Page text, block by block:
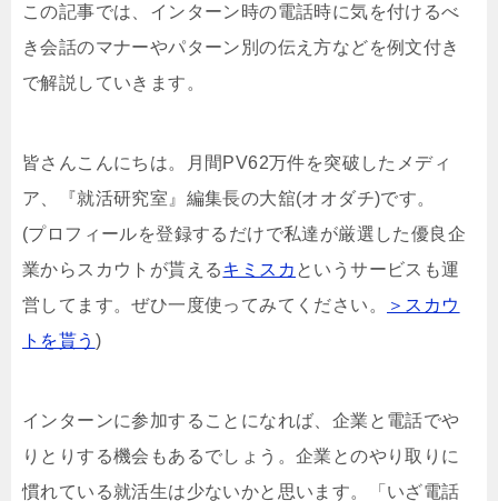
この記事では、インターン時の電話時に気を付けるべ
き会話のマナーやパターン別の伝え方などを例文付き
で解説していきます。
皆さんこんにちは。月間PV62万件を突破したメディ
ア、『就活研究室』編集長の大舘(オオダチ)です。
(プロフィールを登録するだけで私達が厳選した優良企
業からスカウトが貰えるキミスカ というサービスも運
営してます。ぜひ一度使ってみてください。
＞スカウ
トを貰う )
インターンに参加することになれば、企業と電話でや
りとりする機会もあるでしょう。企業とのやり取りに
慣れている就活生は少ないかと思います。「いざ電話